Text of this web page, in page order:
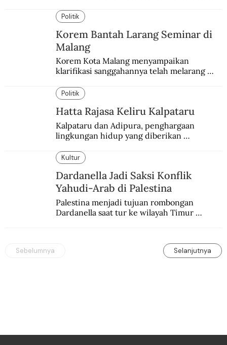
pekan.
Politik
Korem Bantah Larang Seminar di
Malang
Korem Kota Malang menyampaikan
klarifikasi sanggahannya telah melarang
Malang.
Politik
Hatta Rajasa Keliru Kalpataru
Kalpataru dan Adipura, penghargaan
lingkungan hidup yang diberikan
yang berbeda.
Kultur
Dardanella Jadi Saksi Konflik
Yahudi-Arab di Palestina
Palestina menjadi tujuan rombongan
Dardanella saat tur ke wilayah Timur
Sebelumnya Selanjutnya